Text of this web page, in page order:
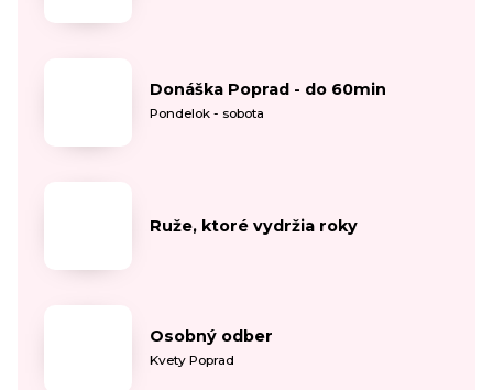
Donáška Poprad - do 60min
Pondelok - sobota
Ruže, ktoré vydržia roky
Osobný odber
Kvety Poprad